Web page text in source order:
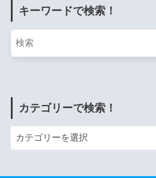
キーワードで検索！
カテゴリーで検索！